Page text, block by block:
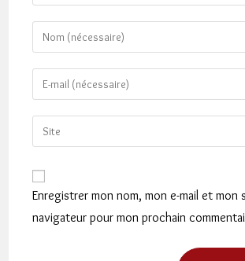
Enter
your
name
comment
Enter
your
email
address
comment
Saisir
l’URL
votre
site
(facultatif)
Enregistrer mon nom, mon e-mail et mon
navigateur pour mon prochain